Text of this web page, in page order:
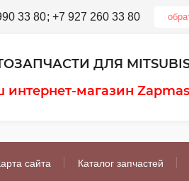
33 80 +7 927 260 33 80
ДЛЯ
интернет-магазин
сайта Каталог запчастей